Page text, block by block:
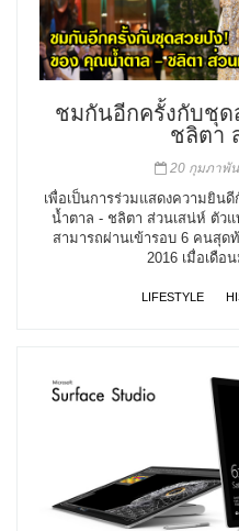
ชมกันอีกครั้งกับชุด
ชลิตา
20 กุมภาพัน
เพื่อเป็นการร่วมแสดงความยิน
น้ำตาล - ชลิตา ส่วนเสน่ห์ ตัว
สามารถผ่านเข้ารอบ 6 คนสุด
2016 เมื่อเดือ
LIFESTYLE